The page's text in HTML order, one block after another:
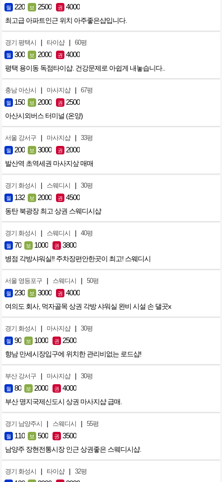
월 220 보 2500 권 4000
최고급 아파트인근 위치 아주좋은샵입니다.
경기 평택시 | 타이샵 | 60평
월 300 보 2000 권 4000
평택 용이동 독점타이샵. 건강문제로 아쉽게 내놓습니다..
충남 아산시 | 마사지샵 | 67평
월 150 보 2000 권 2500
아산시외버스 터미널 (온양)
서울 강서구 | 마사지샵 | 33평
월 200 보 3000 권 2000
발산역 초역세권 마사지샆 매매
경기 화성시 | 스웨디시 | 30평
월 132 보 2000 권 4500
동탄 북광장 최고 상권 스웨디시샵
경기 화성시 | 스웨디시 | 40평
월 70 보 1000 권 3800
병점 각방샤워실!! 주차장편안한곳이 최고! 스웨디시
서울 영등포구 | 스웨디시 | 50평
월 230 보 3000 권 4000
여의도 회사, 먹자골목 상권 각방 샤워실 완비 시설 손 댈곳x
경기 화성시 | 마사지샵 | 30평
월 90 보 1000 권 2500
향남 만세시장입구에 위치한 관리비없는 로드샵!
부산 강서구 | 마사지샵 | 30평
월 80 보 2000 권 4000
부산 명지국제신도시 상권 마사지샵 급매.
경기 남양주시 | 스웨디시 | 55평
월 110 보 500 권 3500
남양주 장현전통시장 인근 상권좋은 스웨디시샵.
경기 화성시 | 타이샵 | 32평